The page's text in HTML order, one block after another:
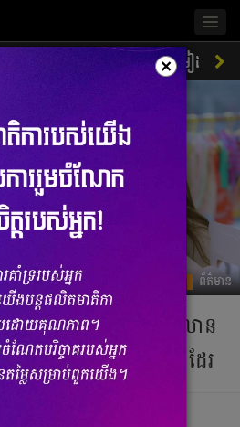
ចម្រៀង
ព័ត៌មាន
ថ្ងៃកំណើតពីមនុស្សរាប់លាន
នោះក៏មាន Beyoncé ដែរ
×